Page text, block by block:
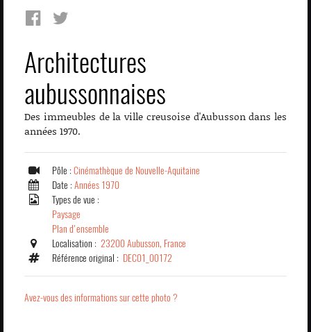
Architectures
aubussonnaises
Des immeubles de la ville creusoise d'Aubusson dans les
années 1970.
Pôle : Cinémathèque de Nouvelle-Aquitaine
Date : Années 1970
Types de vue :
Paysage
Plan d'ensemble
Localisation : 23200 Aubusson, France
Référence original : DEC01_00172
Avez-vous des informations sur cette photo ?